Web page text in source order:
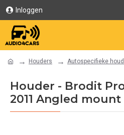
Inloggen
Houders Autospecifieke
Houder - Brodit
2011 Angled mount